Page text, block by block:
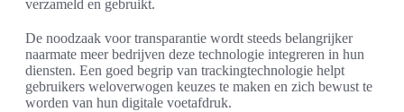
verzameld en gebruikt.
De noodzaak voor transparantie wordt steeds belangrijker
naarmate meer bedrijven deze technologie integreren in hun
diensten. Een goed begrip van trackingtechnologie helpt
gebruikers weloverwogen keuzes te maken en zich bewust te
worden van hun digitale voetafdruk.